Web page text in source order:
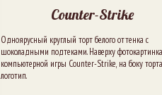
Counter-Strike
Одноярусный круглый торт белого оттенка с
шоколадными подтеками. Наверху
компьютерной игры Counter-Strike, на боку торта
логотип.